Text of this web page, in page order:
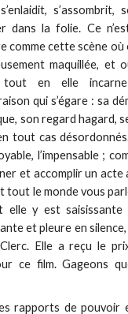
s’assombrit,
dans la folie. Ce
comme cette scène où
maquillée, et
tout en elle
qui s’égare : sa
son regard hagard,
tout cas
l’impensable ;
et accomplir un acte
tout le monde vous
elle y est saisissante
et pleure en
Elle a reçu le
ce film. Gageons
rapports de pouvoir